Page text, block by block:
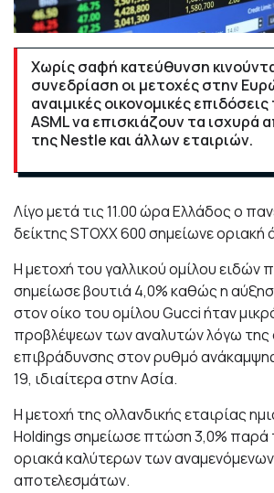
Χωρίς σαφή κατεύθυνση
συνεδρίαση οι μετοχές στην
αναιμικές οικονομικές
ASML να επισκιάζουν τα ισχυρά
της Nestle και άλλων εταιριών.
Λίγο μετά τις 11.00 ώρα Ελλάδος ο
δείκτης STOXX 600 σημείωνε οριακή
Η μετοχή του γαλλικού ομίλου ειδών
σημείωσε βουτιά 4,0% καθώς η
στον οίκο του ομίλου Gucci ήταν
προβλέψεων των αναλυτών λόγω της
επιβράδυνσης στον ρυθμό
19, ιδιαίτερα στην Ασία.
Η μετοχή της ολλανδικής εταιρίας
Holdings σημείωσε πτώση 3,0% παρά
οριακά καλύτερων των
αποτελεσμάτων.